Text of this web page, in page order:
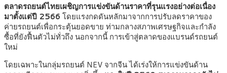
ตลาดรถยนต์ไทยเผชิญการแข่งขันด้านราคาที่รุนแรงอย่างต่อเนื่อง
มาตั้งแต่ปี 2566 โดยแรงกดดันหลักมาจากการปรับลดราคาของ
ค่ายรถยนต์เพื่อกระตุ้นยอดขาย ท่ามกลางสภาพเศรษฐกิจและกำลัง
ซื้อที่ยังฟื้นตัวไม่ทั่วถึง นอกจากนี้ การเข้าสู่ตลาดของแบรนด์รถยนต์
ใหม่
โดยเฉพาะในกลุ่มรถยนต์ NEV จากจีน ได้เร่งให้การแข่งขันด้าน